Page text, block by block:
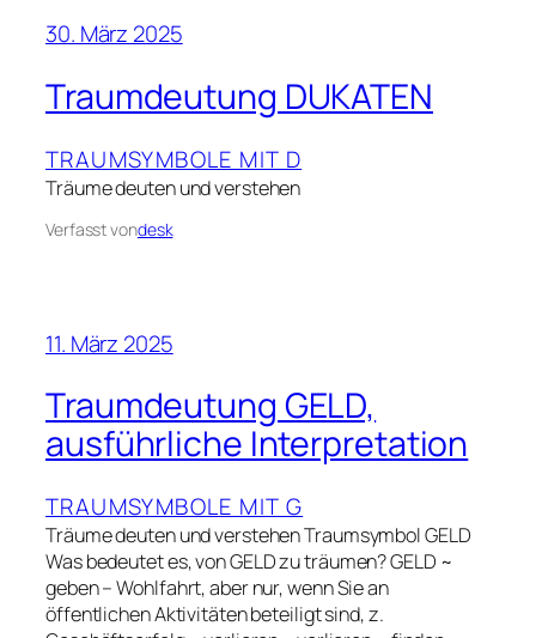
30. März 2025
Traumdeutung DUKATEN
TRAUMSYMBOLE MIT D
Träume deuten und verstehen
Verfasst vondesk
11. März 2025
Traumdeutung GELD,
ausführliche Interpretation
TRAUMSYMBOLE MIT G
Träume deuten und verstehen Traumsymbol GELD
Was bedeutet es, von GELD zu träumen? GELD ~
geben – Wohlfahrt, aber nur, wenn Sie an
öffentlichen Aktivitäten beteiligt sind, z.